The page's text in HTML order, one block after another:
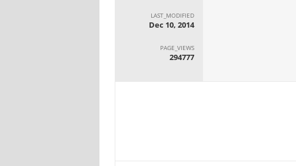
LAST_MODIFIED
Dec 10, 2014
PAGE_VIEWS
294777